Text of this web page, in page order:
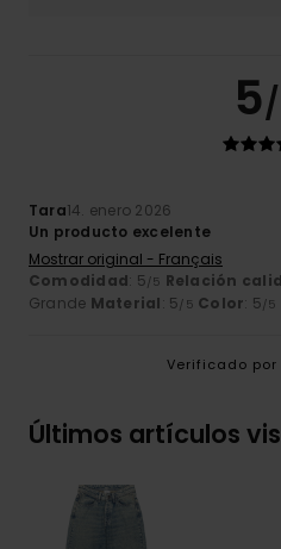
5
Tara14. enero 2026
Un producto excelente
Mostrar original - Français
Comodidad: 5/5 Relación
Grande Material: 5/5 Color: 5/5
Verificado por
Últimos artículos